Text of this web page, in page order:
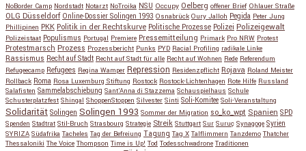
NoBorder Camp Nordstadt Notarzt NoTroika NSU Occupy Oelberg offener Brief Ohlauer Straße
OLG Düsseldorf Online-Dossier Solingen 1993 Osnabrück Oury Jalloh Pegida Peter Jung
Phillipinen PKK Politik in der Rechtskurve Politische Prozesse Polizei Polizeigewalt
Polizeistaat Populismus Portugal Premiere Pressemitteilung Primark Pro NRW Protest
Protestmarsch Prozess Prozessbericht Punks PYD Racial Profiling radikale Linke
Rassismus Recht auf Stadt Recht auf Stadt für alle Recht auf Wohnen Rede Referendum
Refugeecamp Refugees Regina Wamper Repression Residenzpflicht Rojava Roland Meister
Rollback Roma Rosa Luxemburg Stiftung Rostock Rostock-Lichtenhagen Rote Hilfe Russland
Salafisten Sammelabschiebung Sant'Anna di Stazzema Schauspielhaus Schule
Schusterplatzfest Shingal ShoppenStoppen Silvester Sinti Soli-Komitee Soli-Veranstaltung
Solidarität Solingen Solingen 1993 Sommer der Migration so_ko_wpt Spanien SPD
Spenden Stadtrat Stil-Bruch Strasbourg Strategie Streik Stuttgart Sur Suruç Synagoge Syrien
SYRIZA Südafrika Tacheles Tag der Befreiung Tagung Tag X Talflimmern Tanzdemo Thatcher
Thessaloniki The Voice Thompson Time is Up! Tod Todesschwadrone Traditionen